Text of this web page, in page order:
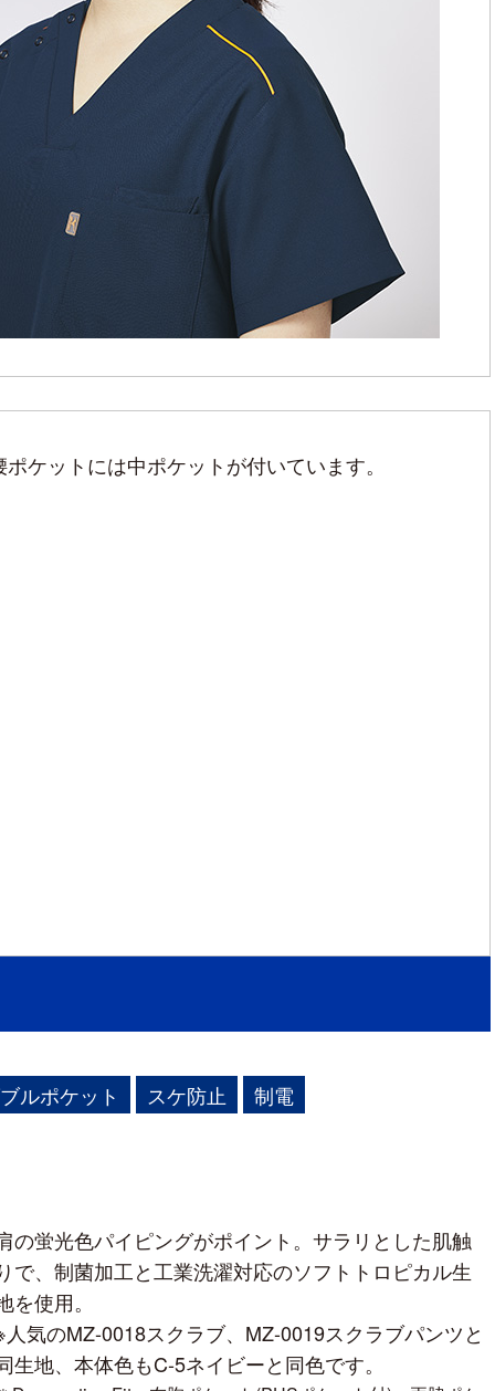
ケットには中ポケットが付いています。
ルポケット スケ防止 制電
の蛍光色パイピングがポイント。サラリとした肌触
で、制菌加工と工業洗濯対応のソフトトロピカル生
を使用。
人気のMZ-0018スクラブ、MZ-0019スクラブパンツと
生地、本体色もC-5ネイビーと同色です。